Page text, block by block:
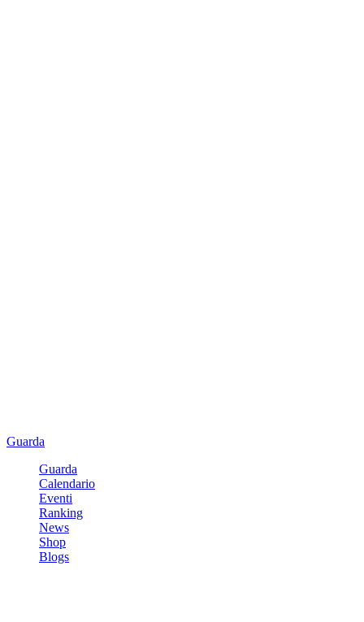
Guarda
Guarda
Calendario
Eventi
Ranking
News
Shop
Blogs